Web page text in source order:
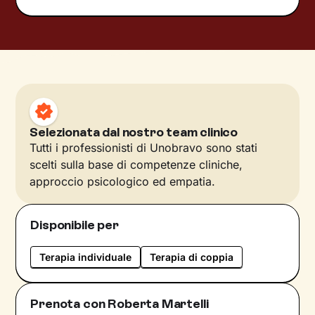
Selezionata dal nostro team clinico
Tutti i professionisti di Unobravo sono stati
scelti sulla base di competenze cliniche,
approccio psicologico ed empatia.
Disponibile per
Terapia individuale Terapia di coppia
Prenota con Roberta Martelli